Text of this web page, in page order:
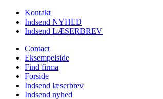
Kontakt
Indsend NYHED
Indsend LÆSERBREV
Contact
Eksempelside
Find firma
Forside
Indsend læserbrev
Indsend nyhed